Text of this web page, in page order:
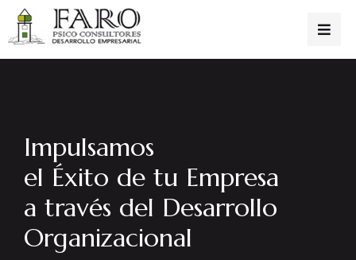
Impulsamos
el Éxito de tu Empresa
a través del Desarrollo
Organizacional